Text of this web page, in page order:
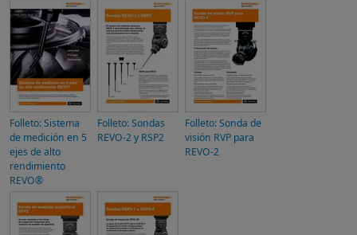
Folleto: Sistema
de medición en 5
ejes de alto
rendimiento
REVO®
Folleto: Sondas
REVO-2 y RSP2
Folleto: Sonda de
visión RVP para
REVO‑2